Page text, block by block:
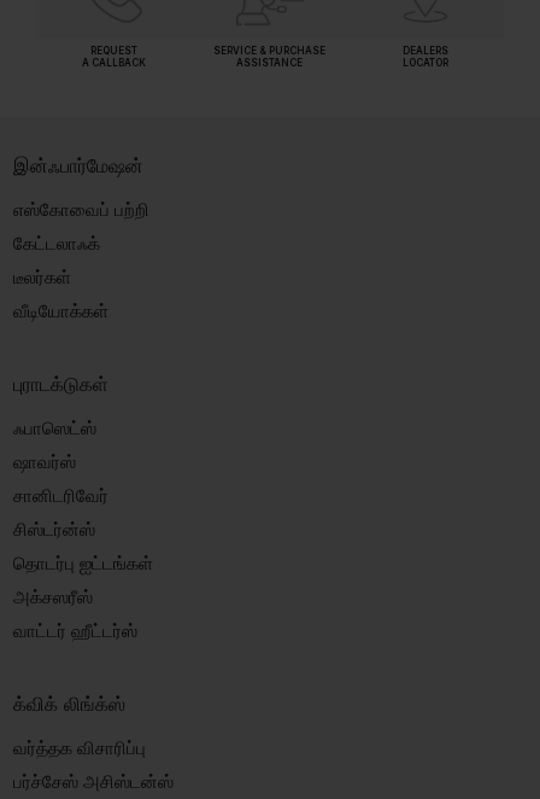
REQUEST
A CALLBACK
SERVICE & PURCHASE
ASSISTANCE
DEALERS
LOCATOR
இன்ஃபார்மேஷன்
எஸ்கோவைப் பற்றி
கேட்டலாஃக்
டீலர்கள்
வீடியோக்கள்
புராடக்டுகள்
ஃபாஸெட்ஸ்
ஷாவர்ஸ்
சானிடரிவேர்
சிஸ்டர்ன்ஸ்
தொடர்பு ஐட்டங்கள்
அக்சஸரீஸ்
வாட்டர் ஹீட்டர்ஸ்
க்விக் லிங்க்ஸ்
வர்த்தக விசாரிப்பு
பர்ச்சேஸ் அசிஸ்டன்ஸ்